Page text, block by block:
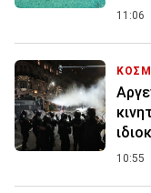
11:06
10:55